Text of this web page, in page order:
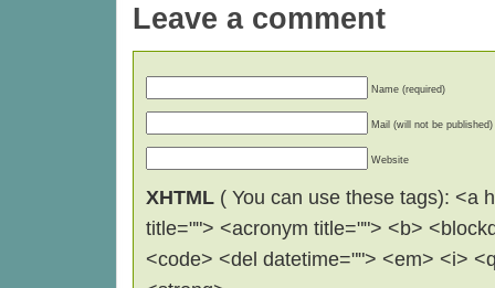
Leave a comment
Name (required)
Mail (will not be published)
Website
XHTML ( You can use these tags): <a
title=""> <acronym title=""> <b>
<code> <del datetime=""> <em> <i>